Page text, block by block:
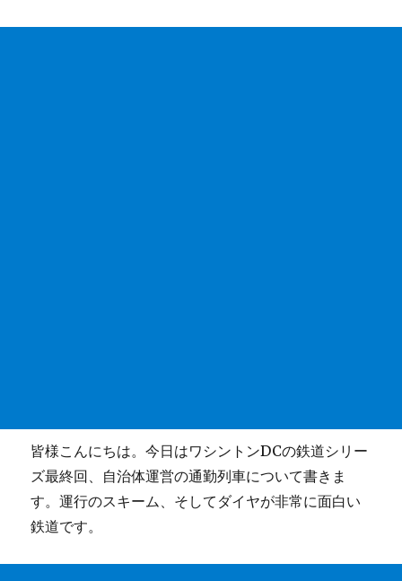
皆様こんにちは。今日はワシントンDCの鉄道シリー
ズ最終回、自治体運営の通勤列車について書きま
す。運行のスキーム、そしてダイヤが非常に面白い
鉄道です。